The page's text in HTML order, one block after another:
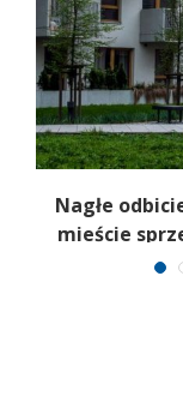
Nagłe
mieście